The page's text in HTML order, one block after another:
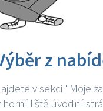
z
v sekci "Moje
liště úvodní